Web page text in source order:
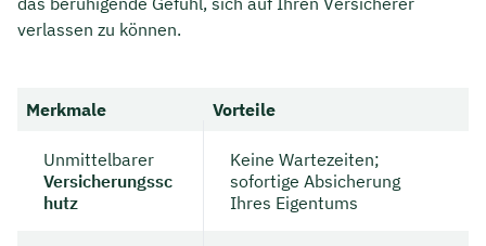
verlassen zu können.
Merkmale Vorteile
Unmittelbarer
Versicherungssc
hutz
Keine Wartezeiten;
sofortige Absicherung
Ihres Eigentums